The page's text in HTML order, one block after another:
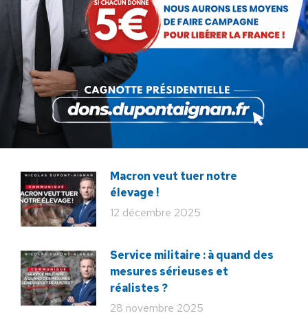
l’engrenage d’une France
fragmentée
26 juin 2026
En ce 18 juin, le meilleur
hommage : libérer à nouveau la
France !
18 juin 2026
Macron veut tuer notre
élevage !
12 décembre 2025
Service militaire : à quand des
mesures sérieuses et
réalistes ?
28 novembre 2025